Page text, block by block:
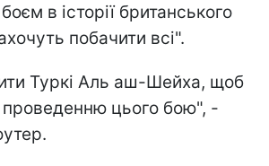
в історії британського
побачити всі".
Туркі Аль аш-Шейха, щоб
проведенню цього бою", -